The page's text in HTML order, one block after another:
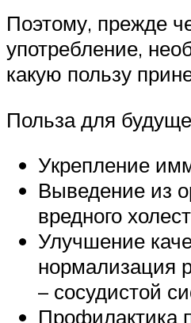
Поэтому, прежде
употребление,
какую пользу
Польза для
Укрепление
Выведение из
вредного
Улучшение
нормализация
– сосудистой
Профилактика